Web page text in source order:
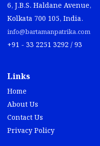
6, J.B.S. Haldane Avenue,
Kolkata 700 105, India.
info@bartamanpatrika.com
+91 - 33 2251 3292 / 93
Links
Home
About Us
Contact Us
Privacy Policy